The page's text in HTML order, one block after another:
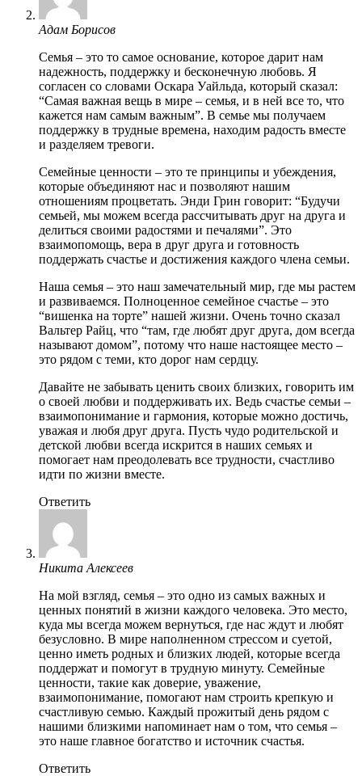
Адам Борисов
Семья – это то самое основание, которое дарит нам
надежность, поддержку и бесконечную любовь. Я
согласен со словами Оскара Уайльда, который сказал:
“Самая важная вещь в мире – семья, и в ней все то, что
кажется нам самым важным”. В семье мы получаем
поддержку в трудные времена, находим радость вместе
и разделяем тревоги.
Семейные ценности – это те принципы и убеждения,
которые объединяют нас и позволяют нашим
отношениям процветать. Энди Грин говорит: “Будучи
семьей, мы можем всегда рассчитывать друг на друга и
делиться своими радостями и печалями”. Это
взаимопомощь, вера в друг друга и готовность
поддержать счастье и достижения каждого члена семьи.
Наша семья – это наш замечательный мир, где мы растем
и развиваемся. Полноценное семейное счастье – это
“вишенка на торте” нашей жизни. Очень точно сказал
Вальтер Райц, что “там, где любят друг друга, дом всегда
называют домом”, потому что наше настоящее место –
это рядом с теми, кто дорог нам сердцу.
Давайте не забывать ценить своих близких, говорить им
о своей любви и поддерживать их. Ведь счастье семьи –
взаимопонимание и гармония, которые можно достичь,
уважая и любя друг друга. Пусть чудо родительской и
детской любви всегда искрится в наших семьях и
помогает нам преодолевать все трудности, счастливо
идти по жизни вместе.
Ответить
Никита Алексеев
На мой взгляд, семья – это одно из самых важных и
ценных понятий в жизни каждого человека. Это место,
куда мы всегда можем вернуться, где нас ждут и любят
безусловно. В мире наполненном стрессом и суетой,
ценно иметь родных и близких людей, которые всегда
поддержат и помогут в трудную минуту. Семейные
ценности, такие как доверие, уважение,
взаимопонимание, помогают нам строить крепкую и
счастливую семью. Каждый прожитый день рядом с
нашими близкими напоминает нам о том, что семья –
это наше главное богатство и источник счастья.
Ответить